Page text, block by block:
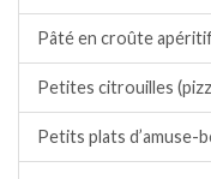
Pâté en croûte
Petites citrouilles
Petits plats d’amuse-